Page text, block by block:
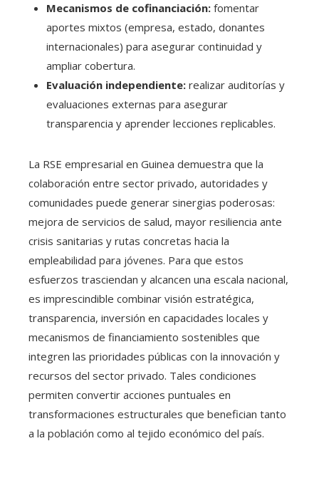
Mecanismos de cofinanciación: fomentar
aportes mixtos (empresa, estado, donantes
internacionales) para asegurar continuidad y
ampliar cobertura.
Evaluación independiente: realizar auditorías y
evaluaciones externas para asegurar
transparencia y aprender lecciones replicables.
La RSE empresarial en Guinea demuestra que la
colaboración entre sector privado, autoridades y
comunidades puede generar sinergias poderosas:
mejora de servicios de salud, mayor resiliencia ante
crisis sanitarias y rutas concretas hacia la
empleabilidad para jóvenes. Para que estos
esfuerzos trasciendan y alcancen una escala nacional,
es imprescindible combinar visión estratégica,
transparencia, inversión en capacidades locales y
mecanismos de financiamiento sostenibles que
integren las prioridades públicas con la innovación y
recursos del sector privado. Tales condiciones
permiten convertir acciones puntuales en
transformaciones estructurales que benefician tanto
a la población como al tejido económico del país.